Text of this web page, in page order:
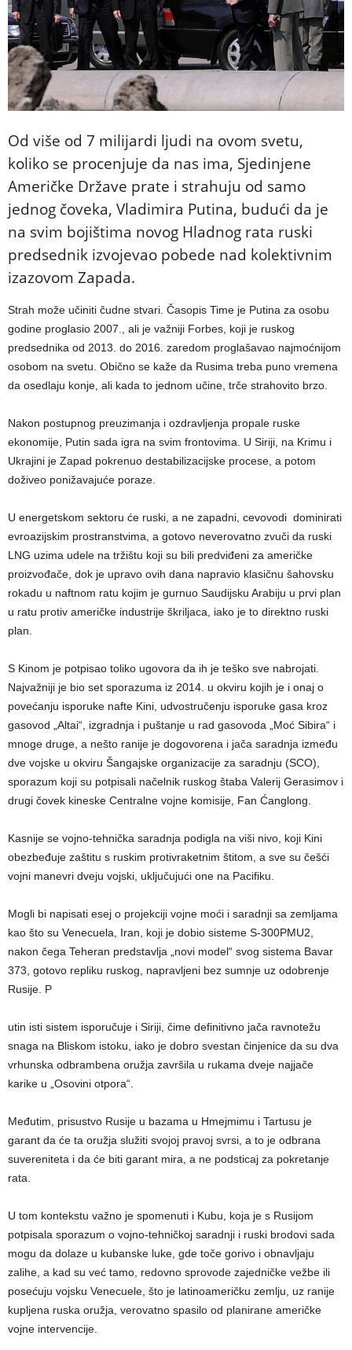
Od više od 7 milijardi ljudi na ovom svetu,
koliko se procenjuje da nas ima, Sjedinjene
Američke Države prate i strahuju od samo
jednog čoveka, Vladimira Putina, budući da je
na svim bojištima novog Hladnog rata ruski
predsednik izvojevao pobede nad kolektivnim
izazovom Zapada.
Strah može učiniti čudne stvari. Časopis Time je Putina za osobu
godine proglasio 2007., ali je važniji Forbes, koji je ruskog
predsednika od 2013. do 2016. zaredom proglašavao najmoćnijom
osobom na svetu. Obično se kaže da Rusima treba puno vremena
da osedlaju konje, ali kada to jednom učine, trče strahovito brzo.
Nakon postupnog preuzimanja i ozdravljenja propale ruske
ekonomije, Putin sada igra na svim frontovima. U Siriji, na Krimu i
Ukrajini je Zapad pokrenuo destabilizacijske procese, a potom
doživeo ponižavajuće poraze.
U energetskom sektoru će ruski, a ne zapadni, cevovodi dominirati
evroazijskim prostranstvima, a gotovo neverovatno zvuči da ruski
LNG uzima udele na tržištu koji su bili predviđeni za američke
proizvođače, dok je upravo ovih dana napravio klasičnu šahovsku
rokadu u naftnom ratu kojim je gurnuo Saudijsku Arabiju u prvi plan
u ratu protiv američke industrije škriljaca, iako je to direktno ruski
plan.
S Kinom je potpisao toliko ugovora da ih je teško sve nabrojati.
Najvažniji je bio set sporazuma iz 2014. u okviru kojih je i onaj o
povećanju isporuke nafte Kini, udvostručenju isporuke gasa kroz
gasovod „Altai“, izgradnja i puštanje u rad gasovoda „Moć Sibira“ i
mnoge druge, a nešto ranije je dogovorena i jača saradnja između
dve vojske u okviru Šangajske organizacije za saradnju (SCO),
sporazum koji su potpisali načelnik ruskog štaba Valerij Gerasimov i
drugi čovek kineske Centralne vojne komisije, Fan Ćanglong.
Kasnije se vojno-tehnička saradnja podigla na viši nivo, koji Kini
obezbeđuje zaštitu s ruskim protivraketnim štitom, a sve su češći
vojni manevri dveju vojski, uključujući one na Pacifiku.
Mogli bi napisati esej o projekciji vojne moći i saradnji sa zemljama
kao što su Venecuela, Iran, koji je dobio sisteme S-300PMU2,
nakon čega Teheran predstavlja „novi model“ svog sistema Bavar
373, gotovo repliku ruskog, napravljeni bez sumnje uz odobrenje
Rusije. P
utin isti sistem isporučuje i Siriji, čime definitivno jača ravnotežu
snaga na Bliskom istoku, iako je dobro svestan činjenice da su dva
vrhunska odbrambena oružja završila u rukama dveje najjače
karike u „Osovini otpora“.
Međutim, prisustvo Rusije u bazama u Hmejmimu i Tartusu je
garant da će ta oružja služiti svojoj pravoj svrsi, a to je odbrana
suvereniteta i da će biti garant mira, a ne podsticaj za pokretanje
rata.
U tom kontekstu važno je spomenuti i Kubu, koja je s Rusijom
potpisala sporazum o vojno-tehničkoj saradnji i ruski brodovi sada
mogu da dolaze u kubanske luke, gde toče gorivo i obnavljaju
zalihe, a kad su već tamo, redovno sprovode zajedničke vežbe ili
posećuju vojsku Venecuele, što je latinoameričku zemlju, uz ranije
kupljena ruska oružja, verovatno spasilo od planirane američke
vojne intervencije.